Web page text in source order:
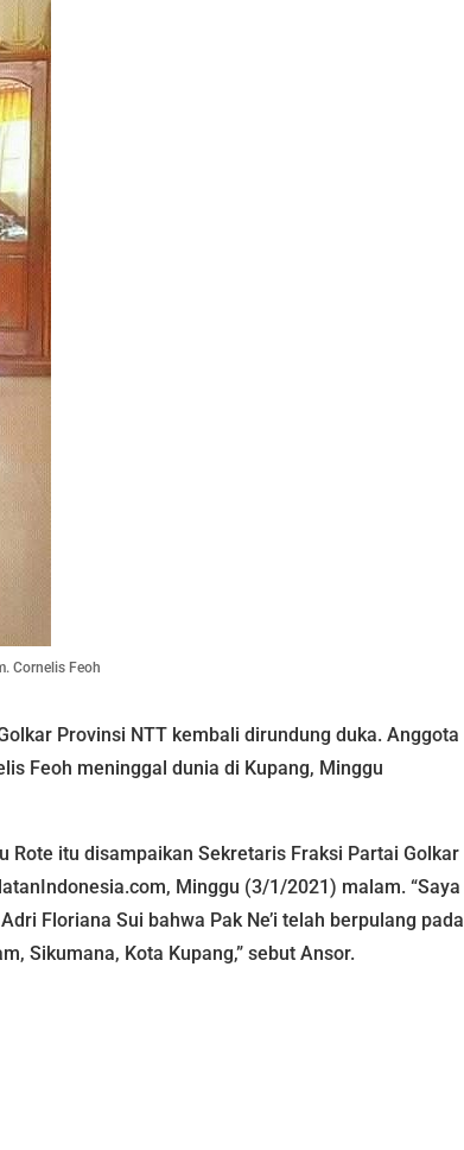
Cornelis Feoh
Provinsi NTT kembali dirundung duka. Anggota
Feoh meninggal dunia di Kupang, Minggu
Rote itu disampaikan Sekretaris Fraksi Partai Golkar
Minggu (3/1/2021) malam. “Saya
Floriana Sui bahwa Pak Ne’i telah berpulang pada
Sikumana, Kota Kupang,” sebut Ansor.